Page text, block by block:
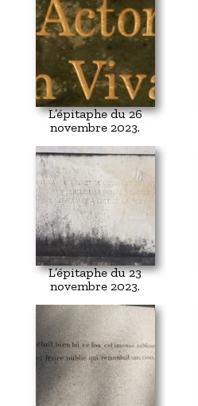
L’épitaphe du 26
novembre 2023.
L’épitaphe du 23
novembre 2023.